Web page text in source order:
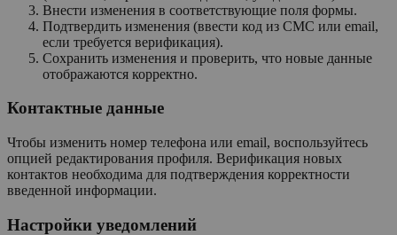
Внести изменения в соответствующие поля формы.
Подтвердить изменения (ввести код из СМС или email,
если требуется верификация).
Сохранить изменения и проверить, что новые данные
отображаются корректно.
Контактные данные
Чтобы изменить номер телефона или email, воспользуйтесь
опцией редактирования профиля. Верификация новых
контактов необходима для подтверждения корректности
введенной информации.
Настройки уведомлений